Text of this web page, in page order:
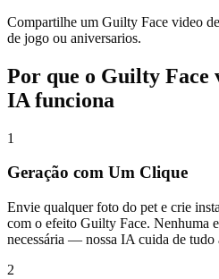
Compartilhe um Guilty Face video
de jogo ou aniversarios.
Por que o Guilty Face
IA funciona
1
Geração com Um Clique
Envie qualquer foto do pet e crie
com o efeito Guilty Face. Nenhuma
necessária — nossa IA cuida de tudo
2